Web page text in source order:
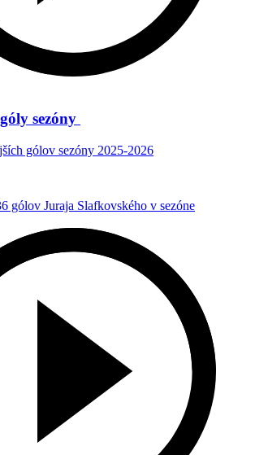
sezóny
gólov sezóny 2025-2026